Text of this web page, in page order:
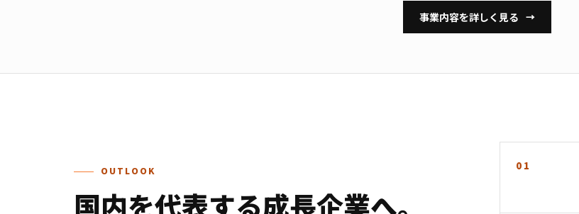
事業内容を詳しく見る →
OUTLOOK
国内を代表する成長企業へ。
01